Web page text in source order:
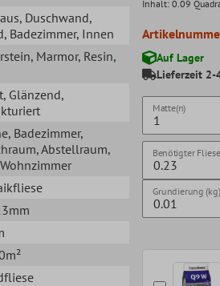
, Duschwand,
, Badezimmer, Innen
, Marmor, Resin,
, Glänzend,
, Badezimmer,
, Abstellraum,
Inhalt: 0.09
Auf Lager
Lieferzeit 2-
Matte(n)
Benötigter
Grundierung (kg)